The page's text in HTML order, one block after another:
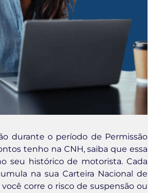
durante o período de Permissão
tenho na CNH, saiba que essa
seu histórico de motorista. Cada
na sua Carteira Nacional de
corre o risco de suspensão ou